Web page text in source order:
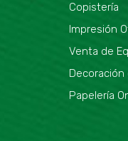
Copistería
Impresión
Venta de
Decoración
Papelería